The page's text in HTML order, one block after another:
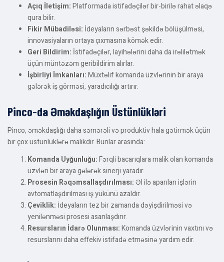
Açıq İletişim:Platformada istifadəçilər bir-birilə rahat əlaqə
qura bilir.
Fikir Mübadiləsi: İdeyaların sərbəst şəkildə bölüşülməsi,
innovasiyaların ortaya çıxmasına kömək edir.
Geri Bildirim: İstifadəçilər, layihələrini daha da irəlilətmək
üçün müntəzəm geribildirim alırlar.
İşbirliyi İmkanları:Müxtəlif komanda üzvlərinin bir araya
gələrək iş görməsi, yaradıcılığı artırır.
Pinco-da Əməkdaşlığın Üstünlükləri
Pinco, əməkdaşlığı daha səmərəli və produktiv hala gətirmək üçün
bir çox üstünlüklərə malikdir. Bunlar arasında:
Komanda Uyğunluğu:Fərqli bacarıqlara malik olan komanda
üzvləri bir araya gələrək sinerji yaradır.
Prosesin Rəqəmsallaşdırılması:Əl ilə aparılan işlərin
avtomatlaşdırılması iş yükünü azaldır.
Çeviklik: İdeyaların tez bir zamanda dəyişdirilməsi və
yenilənməsi prosesi asanlaşdırır.
Resursların İdarə Olunması:Komanda üzvlərinin vaxtını və
resurslarını daha effekiv istifadə etməsinə yardım edir.